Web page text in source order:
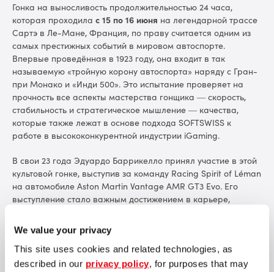
We value your privacy
This site uses cookies and related technologies, as
described in our privacy policy, for purposes that may
Гонка на выносливость продолжительностью 24 часа,
которая проходила с 15 по 16 июня на легендарной трассе
Сартэ в Ле-Мане, Франция, по праву считается одним из
самых престижных событий в мировом автоспорте.
Впервые проведённая в 1923 году, она входит в так
называемую «тройную корону автоспорта» наряду с Гран-
при Монако и «Инди 500». Это испытание проверяет на
прочность все аспекты мастерства гонщика — скорость,
стабильность и стратегическое мышление — качества,
которые также лежат в основе подхода SOFTSWISS к
работе в высококонкурентной индустрии iGaming.
В свои 23 года Эдуардо Баррикелло принял участие в этой
культовой гонке, выступив за команду Racing Spirit of Léman
на автомобиле Aston Martin Vantage AMR GT3 Evo. Его
выступление стало важным достижением в карьере,
этапом в его участии в чемпионате мира по гонкам на
выносливость WEC.